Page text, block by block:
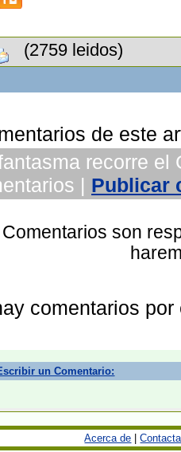
(2759 leidos)
de este
recorre el
| Publicar
son
comentarios por
un Comentario:
Acerca de |